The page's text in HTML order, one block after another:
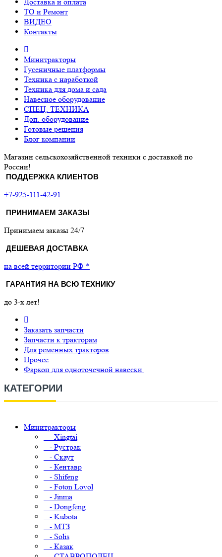
ТО и Ремонт
ВИДЕО
Контакты
Минитракторы
Гусеничные платформы
Техника с наработкой
Техника для дома и сада
Навесное оборудование
СПЕЦ. ТЕХНИКА
Доп. оборудование
Готовые решения
Блог компании
Магазин сельскохозяйственной техники с доставкой по
России!
ПОДДЕРЖКА КЛИЕНТОВ
+7-925-111-42-91
ПРИНИМАЕМ ЗАКАЗЫ
Принимаем заказы 24/7
ДЕШЕВАЯ ДОСТАВКА
на всей территории РФ *
ГАРАНТИЯ НА ВСЮ ТЕХНИКУ
до 3-х лет!
Заказать запчасти
Запчасти к тракторам
Для ременных тракторов
Прочее
Фаркоп для одноточечной навески
КАТЕГОРИИ
Минитракторы
- Xingtai
- Рустрак
- Скаут
- Кентавр
- Shifeng
- Foton Lovol
- Jinma
- Dongfeng
- Kubota
- МТЗ
- Solis
- Казак